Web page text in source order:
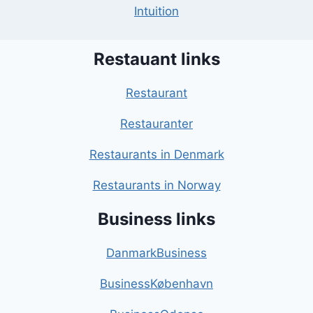
Intuition
Restauant links
Restaurant
Restauranter
Restaurants in Denmark
Restaurants in Norway
Business links
DanmarkBusiness
BusinessKøbenhavn